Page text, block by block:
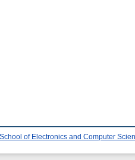
School of Electronics and Computer